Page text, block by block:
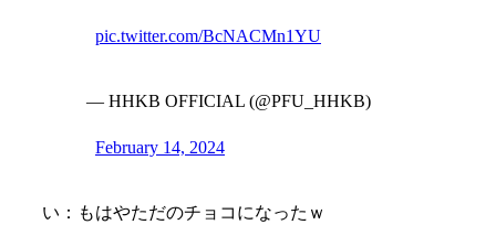
pic.twitter.com/BcNACMn1YU
— HHKB OFFICIAL (@PFU_HHKB)
February 14, 2024
い：もはやただのチョコになったｗ